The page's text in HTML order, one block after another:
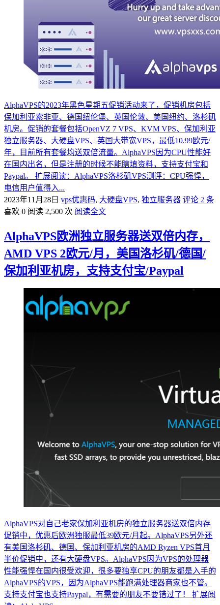
AlphaVPS的2023年黑色星期五促销活动来了，促销机房包括
保加利亚索非亚、德国纽伦堡、英国伦敦、美国纽约、洛杉矶
机房。促销的套餐包括OpenVZ 7 VPS、KVM VPS、保加利亚
独立服务器、大硬盘VPS、英国大带宽VPS，最低10.99欧元/
年，目前所有套餐均送双倍流量。AlphaVPS因为CPU性能好
在国内出名，但是注册的时候不能瞎填资料，支持支付宝和
Paypal。 扩展阅读：AlphaVPS洛杉矶VPS测评：CPU强悍，
电信用户值得入...
2023年11月28日 vps优惠码, 大硬盘VPS, 独立服务器 评论 2 条
喜欢 0 阅读 2,500 次 阅读全文
AlphaVPS欧洲独立服务器送双倍内存，
AMD VPS 2欧元/月，美国洛杉矶/德国/
保加利亚机房，支持支付宝/Paypal
AlphaVPS对自己老家保加利亚机房的独立服务器送双倍内存
促销中，优惠后欧洲独服最低39欧元/月起。AlphaVPS另外还
有美国洛杉矶、德国、保加利亚机房的AMD Ryzen VPS首月
半价促销中，还有大硬盘VPS。AlphaVPS因为VPS的处理器
性能强悍在国内很受欢迎，很多要独享CPU的朋友都是入手的
AlphaVPS的VPS，因为AlphaVPS能跑满处理器商家也不管。
支持支付宝也支持Paypal，有需要的朋友不要错过了！ 扩展阅